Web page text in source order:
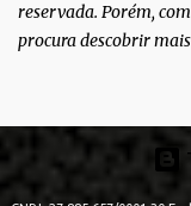
reservada. Porém,
procura descobrir mais
então, passou a ser
entanto, os dois
Inès Rau? Inès Rau é